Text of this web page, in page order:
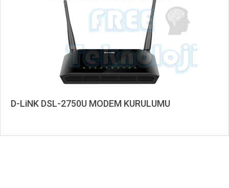
D-LiNK DSL-2750U MODEM KURULUMU